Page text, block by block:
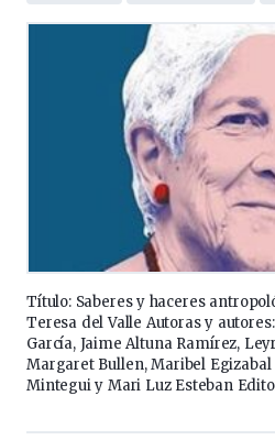
Título: Saberes y haceres
Teresa del Valle Autoras y
García, Jaime Altuna Ramírez,
Margaret Bullen, Maribel Egizabal
Mintegui y Mari Luz Esteban